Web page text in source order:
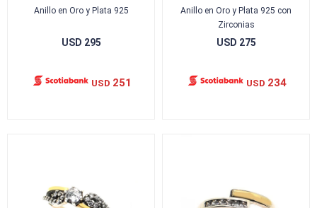
Anillo en Oro y Plata 925
USD 295
USD 251
Anillo en Oro y Plata 925 con
Zirconias
USD 275
USD 234